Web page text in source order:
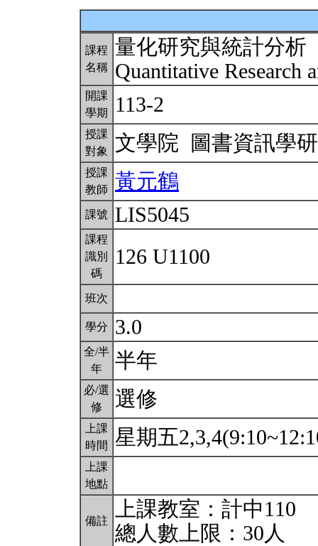
課程
名稱
量化研究與統計分析
Quantitative Research
開課
學期
113-2
授課
對象
文學院 圖書資訊學
授課
教師
黃元鶴
課號 LIS5045
課程
識別
碼
126 U1100
班次
學分 3.0
全/半
年
半年
必/選
修
選修
上課
時間
星期五
上課
地點
備註
上課教室：計中110
總人數上限：30人